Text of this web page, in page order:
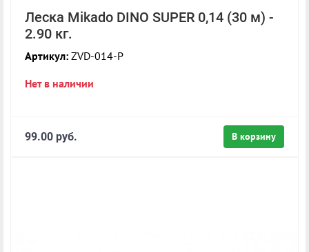
Леска Mikado DINO SUPER 0,14 (30 м) -
2.90 кг.
Артикул: ZVD-014-P
Нет в наличии
В корзину
99.00 руб.